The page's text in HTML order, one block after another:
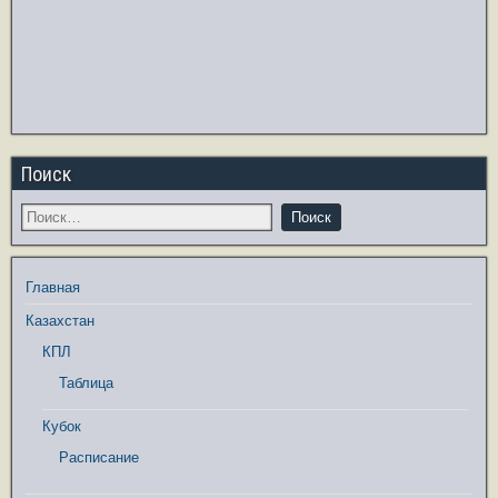
Поиск
Главная
Казахстан
КПЛ
Таблица
Кубок
Расписание